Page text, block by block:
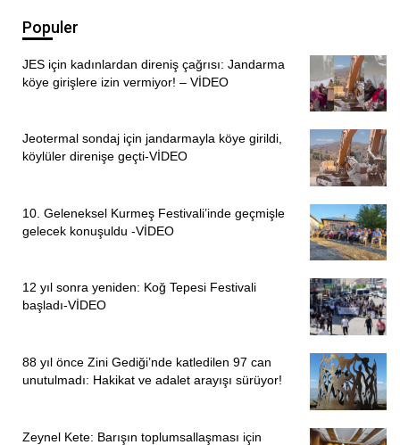
Populer
JES için kadınlardan direniş çağrısı: Jandarma
köye girişlere izin vermiyor! – VİDEO
Jeotermal sondaj için jandarmayla köye girildi,
köylüler direnişe geçti-VİDEO
10. Geleneksel Kurmeş Festivali’inde geçmişle
gelecek konuşuldu -VİDEO
12 yıl sonra yeniden: Koğ Tepesi Festivali
başladı-VİDEO
88 yıl önce Zini Gediği’nde katledilen 97 can
unutulmadı: Hakikat ve adalet arayışı sürüyor!
Zeynel Kete: Barışın toplumsallaşması için